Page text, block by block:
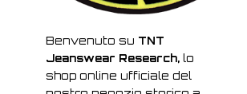
Benvenuto su TNT
Jeanswear Research, lo
shop online ufficiale del